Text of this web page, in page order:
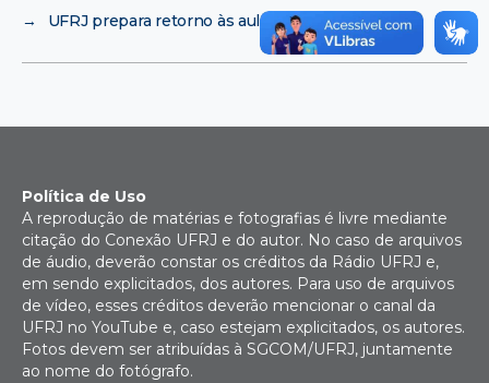
→
UFRJ prepara retorno às aulas
Política de Uso
A reprodução de matérias e fotografias é livre mediante
citação do Conexão UFRJ e do autor. No caso de arquivos
de áudio, deverão constar os créditos da Rádio UFRJ e,
em sendo explicitados, dos autores. Para uso de arquivos
de vídeo, esses créditos deverão mencionar o canal da
UFRJ no YouTube e, caso estejam explicitados, os autores.
Fotos devem ser atribuídas à SGCOM/UFRJ, juntamente
ao nome do fotógrafo.